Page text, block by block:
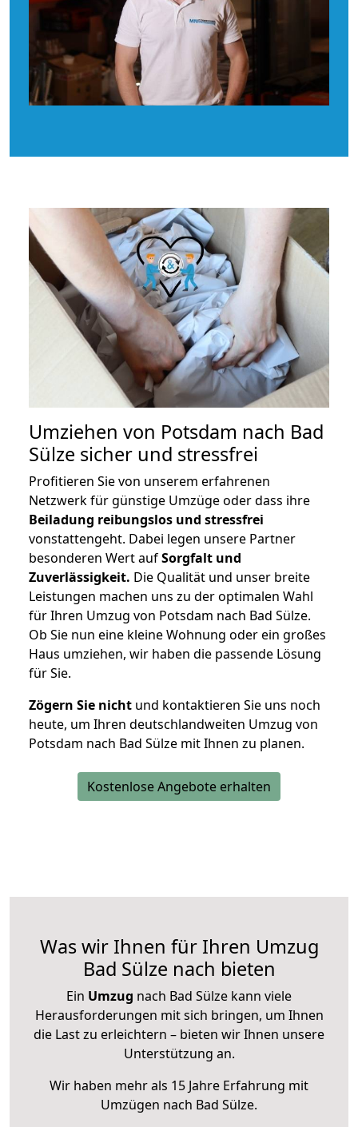
Umziehen von Potsdam nach Bad
Sülze sicher und stressfrei
Profitieren Sie von unserem erfahrenen
Netzwerk für günstige Umzüge oder dass ihre
Beiladung reibungslos und stressfrei
vonstattengeht. Dabei legen unsere Partner
besonderen Wert aufSorgfalt und
Zuverlässigkeit. Die Qualität und unser breite
Leistungen machen uns zu der optimalen Wahl
für Ihren Umzug von Potsdam nach Bad Sülze.
Ob Sie nun eine kleine Wohnung oder ein großes
Haus umziehen, wir haben die passende Lösung
für Sie.
Zögern Sie nicht und kontaktieren Sie uns noch
heute, um Ihren deutschlandweiten Umzug von
Potsdam nach Bad Sülze mit Ihnen zu planen.
Kostenlose Angebote erhalten
Was wir Ihnen für Ihren Umzug
Bad Sülze nach bieten
Ein Umzug nach Bad Sülze kann viele
Herausforderungen mit sich bringen, um Ihnen
die Last zu erleichtern – bieten wir Ihnen unsere
Unterstützung an.
Wir haben mehr als 15 Jahre Erfahrung mit
Umzügen nach Bad Sülze.